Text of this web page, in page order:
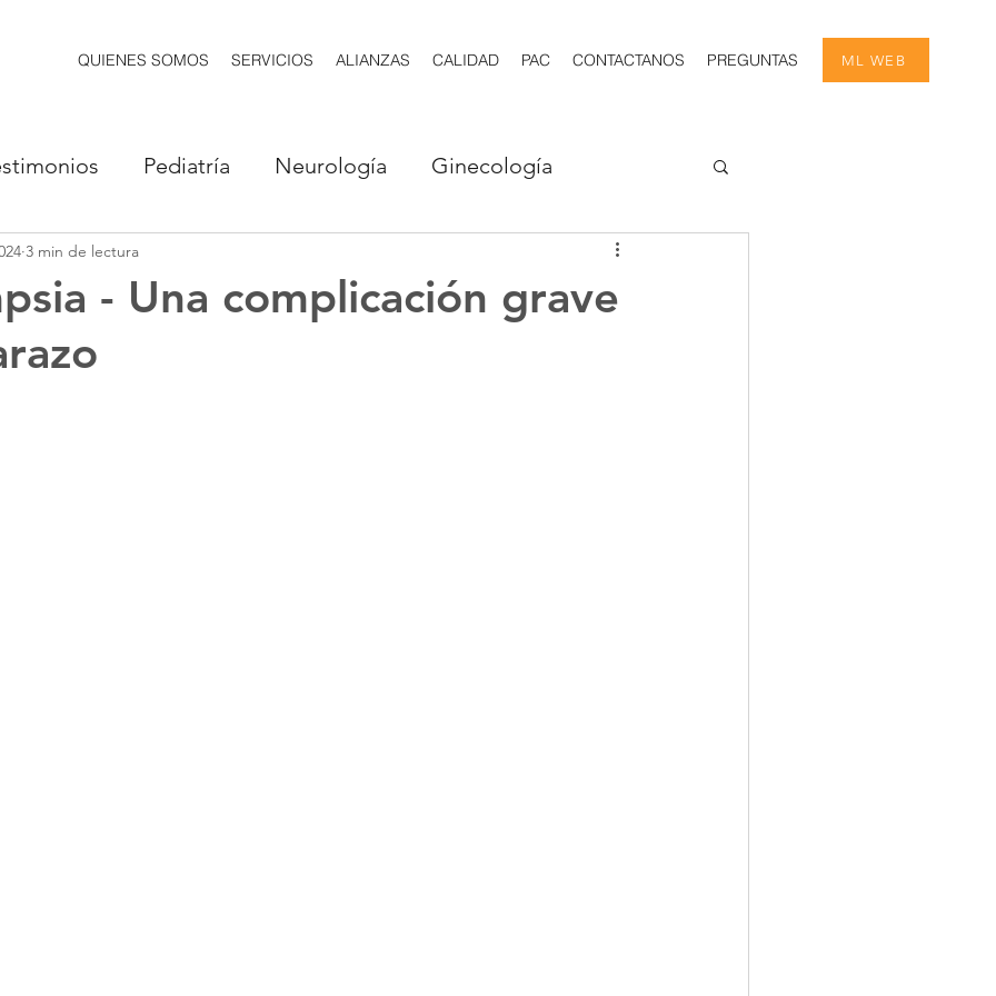
QUIENES SOMOS SERVICIOS ALIANZAS CALIDAD PAC CONTACTANOS PREGUNTAS ML WEB
Pediatría Neurología Ginecología
Genómica
- Una complicación grave
3 min de lectura